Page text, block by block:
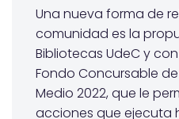
Una nueva forma de
comunidad es la
Bibliotecas UdeC y
Fondo Concursable
Medio 2022, que le
acciones que ejecuta